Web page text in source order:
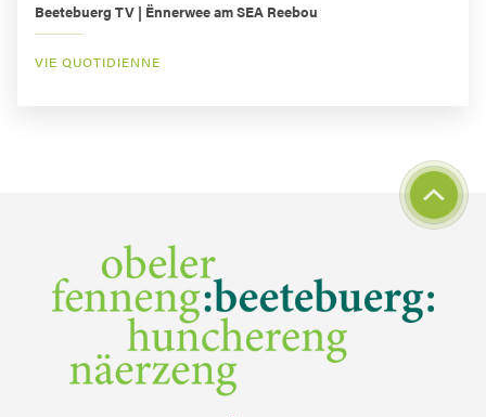
Beetebuerg TV | Ënnerwee am SEA Reebou
VIE QUOTIDIENNE